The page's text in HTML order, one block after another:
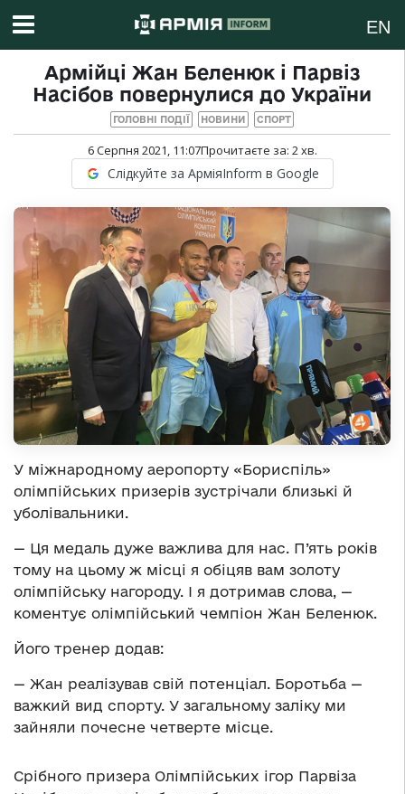
EN
Армійці Жан Беленюк і Парвіз
Насібов повернулися до України
ГОЛОВНІ ПОДІЇ НОВИНИ СПОРТ
6 Серпня 2021, 11:07Прочитаєте за: 2хв.
Слідкуйте за АрміяInform в Google
У міжнародному аеропорту «Бориспіль»
олімпійських призерів зустрічали близькі й
уболівальники.
— Ця медаль дуже важлива для нас. П’ять років
тому на цьому ж місці я обіцяв вам золоту
олімпійську нагороду. І я дотримав слова, —
коментує олімпійський чемпіон Жан Беленюк.
Його тренер додав:
— Жан реалізував свій потенціал. Боротьба —
важкий вид спорту. У загальному заліку ми
зайняли почесне четверте місце.
Срібного призера Олімпійських ігор Парвіза